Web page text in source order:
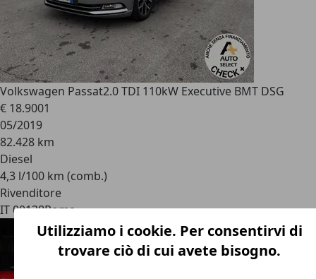
Volkswagen Passat2.0 TDI 110kW Executive BMT DSG
€ 18.9001
05/2019
82.428 km
Diesel
4,3 l/100 km (comb.)
Rivenditore
IT 00138Roma
Utilizziamo i cookie. Per consentirvi di
trovare ciò di cui avete bisogno.